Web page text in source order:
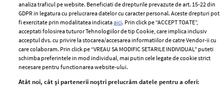
analiza traficul pe website. Beneficiati de drepturile prevazute de art. 15-22 din
GDPR in legatura cu prelucrarea datelor cu caracter personal. Aceste drepturi pot
fi exercitate prin modalitatea indicataaici. Prin click pe “ACCEPT TOATE”,
acceptati folosirea tuturor Tehnologiilor de tip Cookie, care implica inclusiv
acceptul dvs. cu privire la stocarea/accesarea informatiilor de catre Vendor-ii cu
care colaboram. Prin click pe “VREAU SA MODIFIC SETARILE INDIVIDUAL” puteti
schimba preferintele in mod individual, mai putin cele legate de cookie strict
necesare pentru functionarea website-ului.
Atât noi, cât și partenerii noștri prelucrăm datele pentru a oferi: